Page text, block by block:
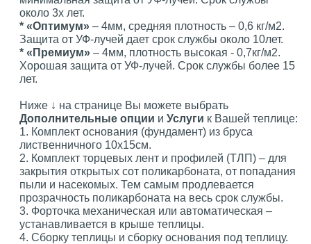
около 3х лет.
* «Оптимум» – 4мм, средняя плотность – 0,6 кг/м2.
Защита от УФ-лучей дает срок службы около 10лет.
* «Премиум» – 4мм, плотность высокая - 0,7кг/м2.
Хорошая защита от УФ-лучей. Срок службы более 15
лет.
Ниже ↓ на странице Вы можете выбрать
Дополнительные опции и Услуги к Вашей теплице:
1. Комплект основания (фундамент) из бруса
лиственничного 10х15см.
2. Комплект торцевых лент и профилей (ТЛП) – для
закрытия открытых сот поликарбоната, от попадания
пыли и насекомых. Тем самым продлевается
прозрачность поликарбоната на весь срок службы.
3. Форточка механическая или автоматическая –
устанавливается в крыше теплицы.
4. Сборку теплицы и сборку основания под теплицу.